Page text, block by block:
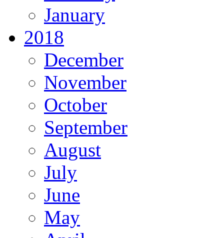
January
2018
December
November
October
September
August
July
June
May